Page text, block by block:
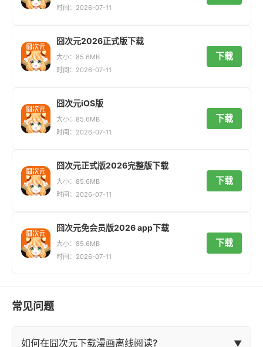
时间：2026-07-11
囧次元2026正式版下载
大小：85.6MB
时间：2026-07-11
下载
囧次元iOS版
大小：85.6MB
时间：2026-07-11
下载
囧次元正式版2026完整版下载
大小：85.6MB
时间：2026-07-11
下载
囧次元免会员版2026 app下载
大小：85.6MB
时间：2026-07-11
下载
常见问题
如何在囧次元下载漫画离线阅读? ▼